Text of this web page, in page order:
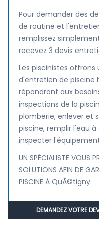
Pour demander des
de routine et
remplissez
recevez 3 devis
Les piscinistes
d'entretien de piscine
répondront aux
inspections de la
plomberie, enlever et
piscine, remplir l'eau
inspecter
UN SPÉCIALISTE VOUS
SOLUTIONS AFIN DE
PISCINE À QuÃ©tigny.
DEMANDEZ VOTRE